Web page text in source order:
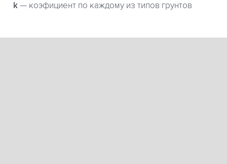
k — коэфициент по каждому из типов грунтов